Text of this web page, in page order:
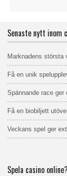
Senaste nytt inom
Marknadens största
Få en unik
Spännande race ger
Få en biobiljett
Veckans spel ger
Spela casino